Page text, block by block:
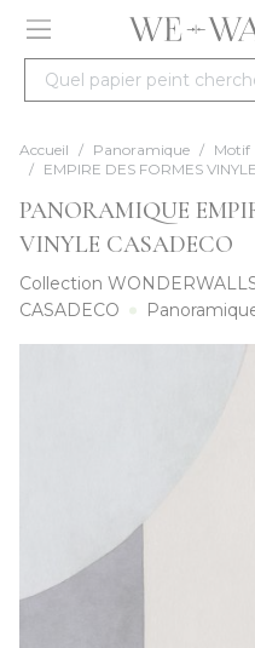
Allez au contenu
Quel papier peint
Accueil / Panoramique / Motif
/ EMPIRE DES FORMES VINYLE
PANORAMIQUE
VINYLE CASADECO
Collection
CASADECO